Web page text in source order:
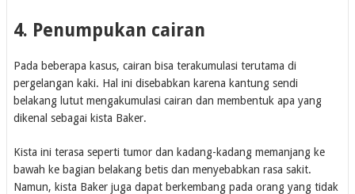
4. Penumpukan cairan
Pada beberapa kasus, cairan bisa terakumulasi terutama di
pergelangan kaki. Hal ini disebabkan karena kantung sendi
belakang lutut mengakumulasi cairan dan membentuk apa yang
dikenal sebagai kista Baker.
Kista ini terasa seperti tumor dan kadang-kadang memanjang ke
bawah ke bagian belakang betis dan menyebabkan rasa sakit.
Namun, kista Baker juga dapat berkembang pada orang yang tidak